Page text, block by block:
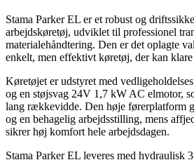
Stama Parker EL er et robust og
arbejdskøretøj, udviklet til professionel
materialehåndtering. Den er det oplagte
enkelt, men effektivt køretøj, der kan klare
Køretøjet er udstyret med
og en støjsvag 24V 1,7 kW AC elmotor,
lang rækkevidde. Den høje førerplatform
og en behagelig arbejdsstilling, mens
sikrer høj komfort hele arbejdsdagen.
Stama Parker EL leveres med hydraulisk